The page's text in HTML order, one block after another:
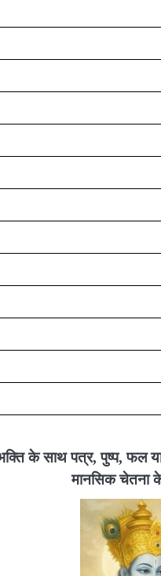
के साथ पत्र, पुष्प, फल
मानसिक चेतना